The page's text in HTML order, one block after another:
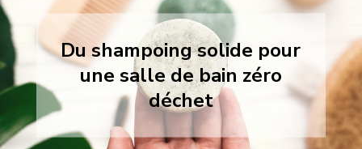
Du shampoing solide pour
une salle de bain zéro
déchet